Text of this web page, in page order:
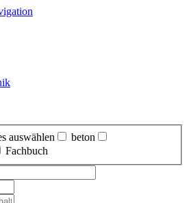
auswählen
beton
Fachbuch